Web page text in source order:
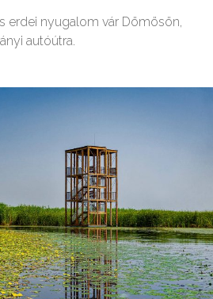
erdei nyugalom vár Dömösön,
autóútra.